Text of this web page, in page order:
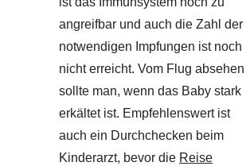
angreifbar und auch die Zahl der
notwendigen Impfungen ist noch
nicht erreicht. Vom Flug absehen
sollte man, wenn das Baby stark
erkältet ist. Empfehlenswert ist
auch ein Durchchecken beim
Kinderarzt, bevor die Reise